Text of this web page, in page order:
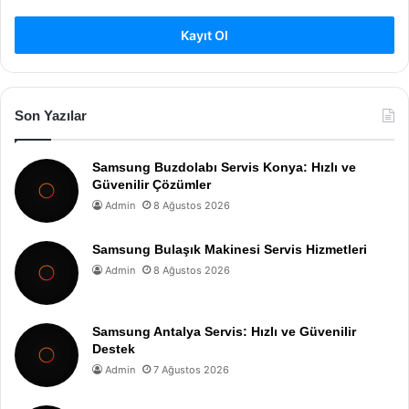
Kayıt Ol
Son Yazılar
Samsung Buzdolabı Servis Konya: Hızlı ve
Güvenilir Çözümler
Admin 8 Ağustos 2026
Samsung Bulaşık Makinesi Servis Hizmetleri
Admin 8 Ağustos 2026
Samsung Antalya Servis: Hızlı ve Güvenilir
Destek
Admin 7 Ağustos 2026